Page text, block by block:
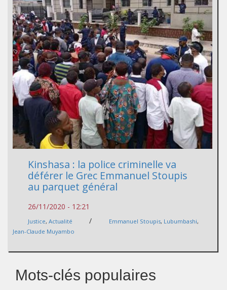
Kinshasa : la police criminelle va
déférer le Grec Emmanuel Stoupis
au parquet général
26/11/2020 - 12:21
Justice, Actualité / Emmanuel Stoupis, Lubumbashi,
Jean-Claude Muyambo
Mots-clés populaires